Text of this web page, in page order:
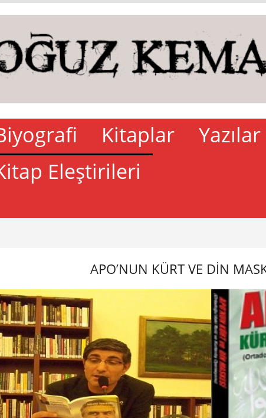
Kitaplar Yazılar
Eleştirileri
APO’NUN KÜRT VE DİN